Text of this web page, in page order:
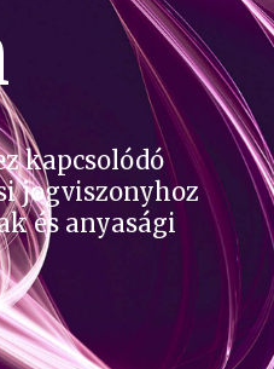
kapcsolódó
jogviszonyhoz
és anyasági